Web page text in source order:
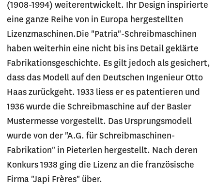
(1908-1994) weiterentwickelt. Ihr Design inspirierte
eine ganze Reihe von in Europa hergestellten
Lizenzmaschinen.Die "Patria"-Schreibmaschinen
haben weiterhin eine nicht bis ins Detail geklärte
Fabrikationsgeschichte. Es gilt jedoch als gesichert,
dass das Modell auf den Deutschen Ingenieur Otto
Haas zurückgeht. 1933 liess er es patentieren und
1936 wurde die Schreibmaschine auf der Basler
Mustermesse vorgestellt. Das Ursprungsmodell
wurde von der "A.G. für Schreibmaschinen-
Fabrikation" in Pieterlen hergestellt. Nach deren
Konkurs 1938 ging die Lizenz an die französische
Firma "Japi Frères" über.